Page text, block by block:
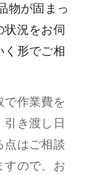
物が固まっ
状況をお伺
く形でご相
で作業費を
引き渡し日
点はご相談
すので、お